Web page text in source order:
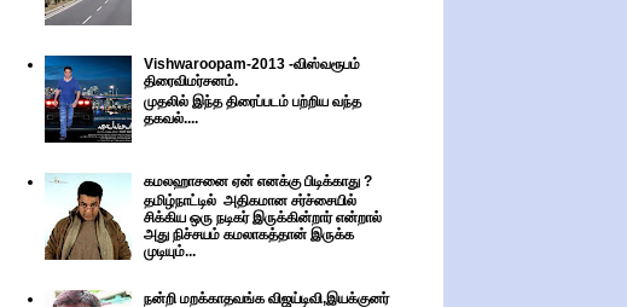
Vishwaroopam-2013 -விஸ்வரூபம்
திரைவிமர்சனம்.
முதலில் இந்த திரைப்படம் பற்றிய வந்த
தகவல்....
கமலஹாசனை ஏன் எனக்கு பிடிக்காது ?
தமிழ்நாட்டில் அதிகமான சர்ச்சையில்
சிக்கிய ஒரு நடிகர் இருக்கின்றார் என்றால்
அது நிச்சயம் கமலாகத்தான் இருக்க
முடியும்...
நன்றி மறக்காதவங்க விஜய்டிவி,இயக்குனர்